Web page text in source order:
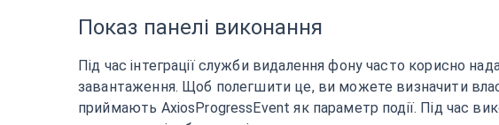
Показ панелі виконання
Під час інтеграції служби видалення фону часто корисно
завантаження. Щоб полегшити це, ви можете визначити
приймають AxiosProgressEvent як параметр події. Під час